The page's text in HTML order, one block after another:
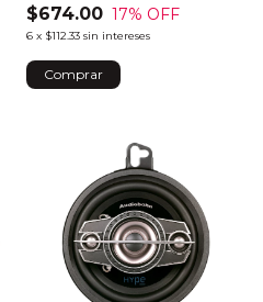
$674.00 17% OFF
6 x $112.33 sin intereses